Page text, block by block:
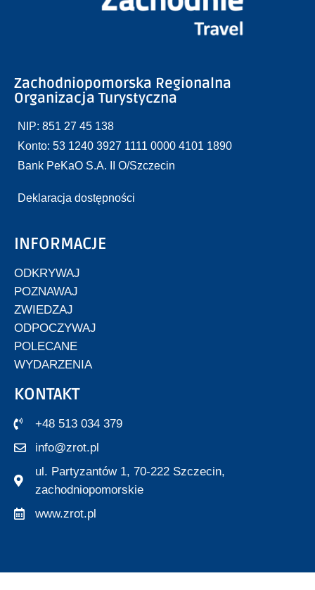
Zachodniopomorska Regionalna
Organizacja Turystyczna
NIP: 851 27 45 138
Konto: 53 1240 3927 1111 0000 4101 1890
Bank PeKaO S.A. II O/Szczecin
Deklaracja dostępności
INFORMACJE
ODKRYWAJ
POZNAWAJ
ZWIEDZAJ
ODPOCZYWAJ
POLECANE
WYDARZENIA
KONTAKT
+48 513 034 379
info@zrot.pl
ul. Partyzantów 1, 70-222 Szczecin,
zachodniopomorskie
www.zrot.pl